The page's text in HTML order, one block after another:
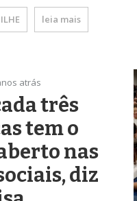
leia mais
atrás
três
tem o
nas
diz